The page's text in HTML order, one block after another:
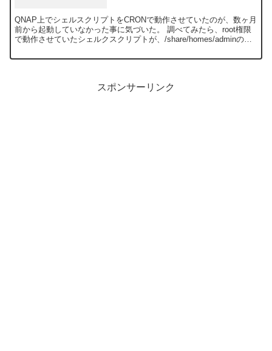
QNAP上でシェルスクリプトをCRONで動作させていたのが、数ヶ月
前から起動していなかった事に気づいた。 調べてみたら、root権限
で動作させていたシェルクスクリプトが、/share/homes/adminのデ
スポンサーリンク